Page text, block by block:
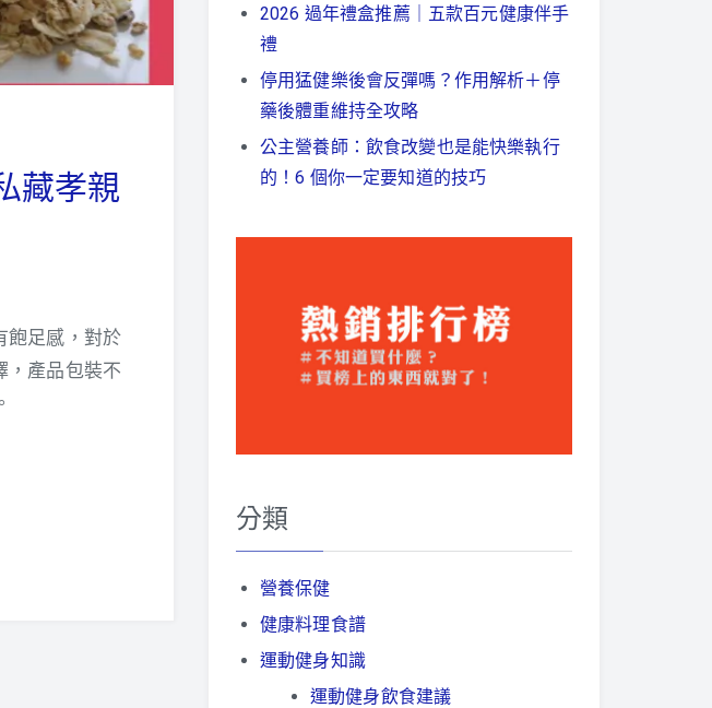
藏孝親
飽足感，對於
，產品包裝不
2026 過年禮盒推薦｜五款百元健康伴手
禮
停用猛健樂後會反彈嗎？作用解析＋停
藥後體重維持全攻略
公主營養師：飲食改變也是能快樂執行
的！6 個你一定要知道的技巧
分類
營養保健
健康料理食譜
運動健身知識
運動健身飲食建議